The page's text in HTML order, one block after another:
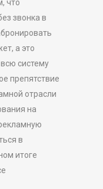
что
звонка в
а это
систему
препятствие
отрасли
на
в
итоге